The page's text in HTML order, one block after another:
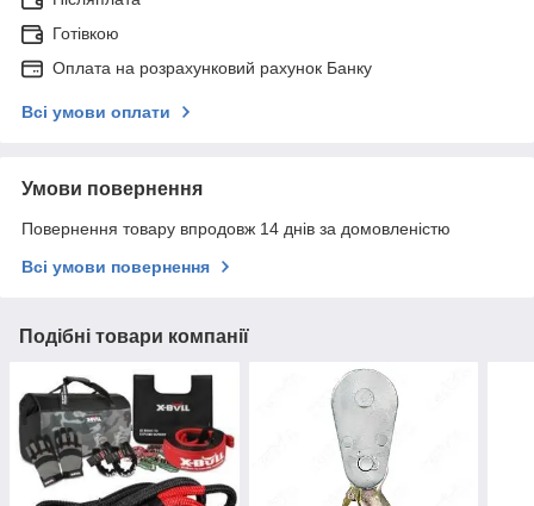
Готівкою
Оплата на розрахунковий рахунок Банку
Всі умови оплати
Умови повернення
Повернення товару впродовж 14 днів за домовленістю
Всі умови повернення
Подібні товари компанії